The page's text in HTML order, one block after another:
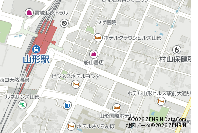
©2026 ZENRIN DataCom
地図データ©2026 ZENRIN